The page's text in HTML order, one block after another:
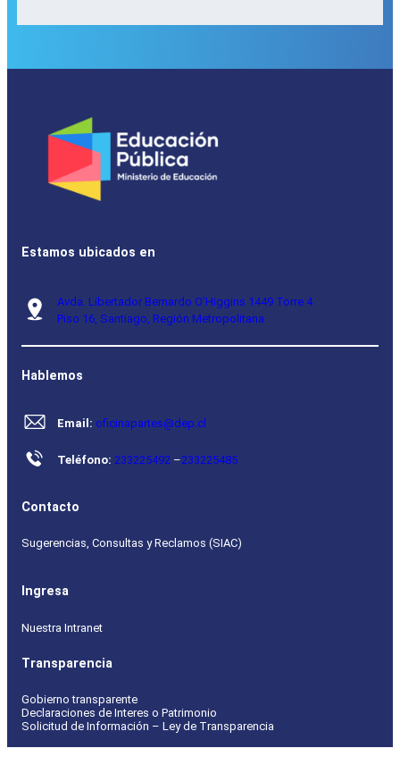
Estamos ubicados en
Avda. Libertador Bernardo O’Higgins 1449 Torre 4
Piso 16, Santiago, Región Metropolitana.
Hablemos
Email: oficinapartes@dep.cl
Teléfono: 233225492 –233225485
Contacto
Sugerencias, Consultas y Reclamos (SIAC)
Ingresa
Nuestra Intranet
Transparencia
Gobierno transparente
Declaraciones de Interes o Patrimonio
Solicitud de Información – Ley de Transparencia